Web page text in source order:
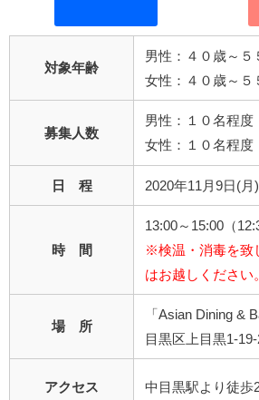
対象年齢
男性：４０歳～５
女性：４０歳～５
募集人数
男性：１０名程度
女性：１０名程度
日 程 2020年11月9日(月)
時 間
13:00～15:00（
※検温・消毒を致
はお越しください
場 所
「Asian Dining &
目黒区上目黒1-
アクセス 中目黒駅より徒歩